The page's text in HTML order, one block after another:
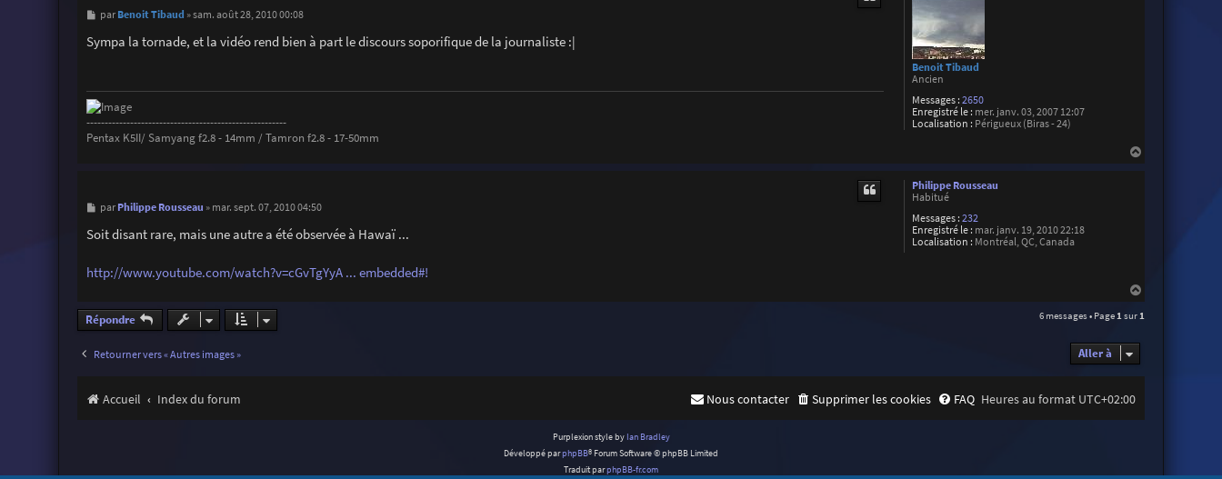
Benoit Tibaud
Ancien
Messages : 2650
Enregistré le : mer. janv. 03, 2007 12:07
Localisation : Périgueux (Biras - 24)
M
s
s
par Benoit Tibaud »sam. août 28, 2010 00:08
Sympa la tornade, et la vidéo rend bien à part le discours soporifique de la journaliste :|
-------------------------------------------------------
Pentax K5II/ Samyang f2.8 - 14mm / Tamron f2.8 - 17-50mm
Philippe Rousseau
Habitué
Messages : 232
Enregistré le : mar. janv. 19, 2010 22:18
Localisation : Montréal, QC, Canada
M
s
s
g
e
par Philippe Rousseau » mar. sept. 07, 2010 04:50
Soit disant rare, mais une autre a été observée à Hawaï ...
http://www.youtube.com/watch?v=cGvTgYyA ... embedded#!
a
u
Répondre 6 messages • Page 1 sur 1
Retourner vers « Autres images » Aller à
Accueil Index du forum Heures au format UTC+02:00
FAQ
Supprimer les cookies
Nous contacter
Purplexion style by Ian Bradley
Développé parphpBB® Forum Software © phpBB Limited
Traduit parphpBB-fr.com